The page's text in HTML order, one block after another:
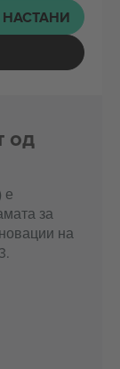
НАСТАНИ
од
е
за
на